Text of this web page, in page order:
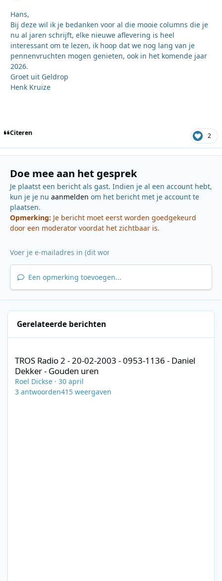
Hans,
Bij deze wil ik je bedanken voor al die mooie columns die je
nu al jaren schrijft, elke nieuwe aflevering is heel
interessant om te lezen, ik hoop dat we nog lang van je
pennenvruchten mogen genieten, ook in het komende jaar
2026.
Groet uit Geldrop
Henk Kruize
Citeren 2
Doe mee aan het gesprek
Je plaatst een bericht als gast. Indien je al een account hebt,
kun je je nu aanmelden om het bericht met je account te
plaatsen.
Opmerking: Je bericht moet eerst worden goedgekeurd
door een moderator voordat het zichtbaar is.
Een opmerking toevoegen...
Gerelateerde berichten
TROS Radio 2 - 20-02-2003 - 0953-1136 - Daniel
Dekker - Gouden uren
Roel Dickse · 30 april
3 antwoorden415 weergaven